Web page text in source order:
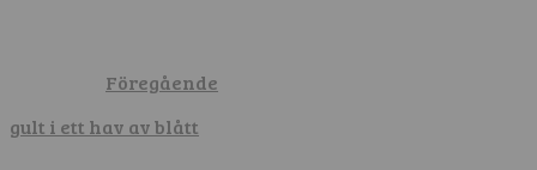
Föregående
gult i ett hav av blått